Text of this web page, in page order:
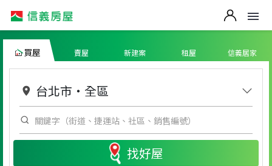
買屋 賣屋 新建案 租屋 信義居家
台北市 ・ 全區
找好屋